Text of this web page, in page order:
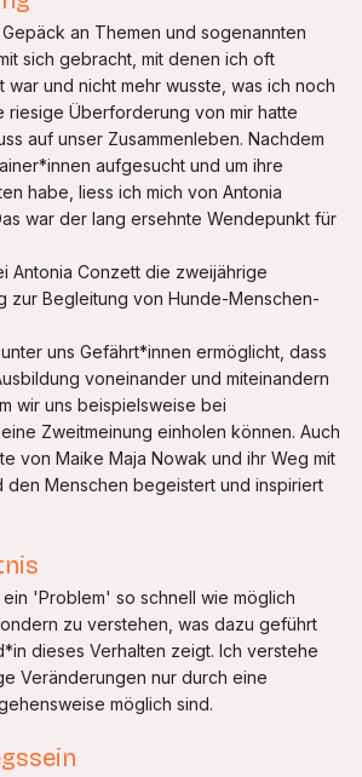
an Themen und sogenannten
sich gebracht, mit denen ich oft
und nicht mehr wusste, was ich noch
riesige Überforderung von mir hatte
auf unser Zusammenleben. Nachdem
aufgesucht und um ihre
habe, liess ich mich von Antonia
war der lang ersehnte Wendepunkt für
Antonia Conzett die zweijährige
zur Begleitung von Hunde-Menschen-
uns Gefährt*innen ermöglicht, dass
voneinander und miteinandern
wir uns beispielsweise bei
Zweitmeinung einholen können. Auch
von Maike Maja Nowak und ihr Weg mit
den Menschen begeistert und inspiriert
ein 'Problem' so schnell wie möglich
zu verstehen, was dazu geführt
dieses Verhalten zeigt. Ich verstehe
Veränderungen nur durch eine
möglich sind.